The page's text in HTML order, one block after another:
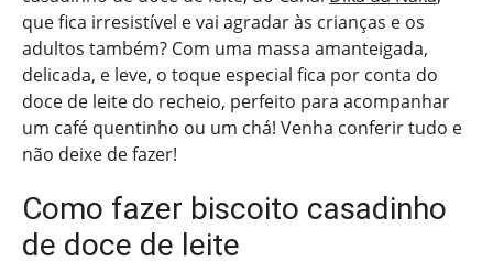
que fica irresistível e vai agradar às crianças e os
adultos também? Com uma massa amanteigada,
delicada, e leve, o toque especial fica por conta do
doce de leite do recheio, perfeito para acompanhar
um café quentinho ou um chá! Venha conferir tudo e
não deixe de fazer!
Como fazer biscoito casadinho
de doce de leite